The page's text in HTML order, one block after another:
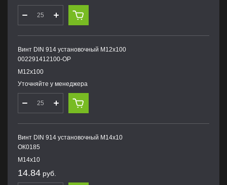
Винт DIN 914 установочный М12х100
002291412100-OP
М12х100
Уточняйте у менеджера
Винт DIN 914 установочный М14х10
ОК0185
М14х10
14.84 руб.